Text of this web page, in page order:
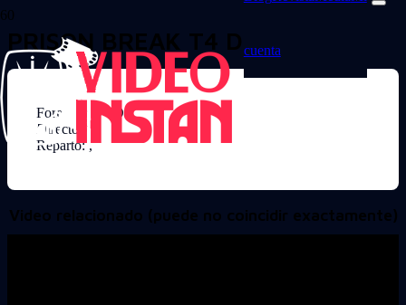
cuenta
PRISON BREAK T4 D6
Formato: DVD
Director:
Reparto: ,
Video relacionado (puede no coincidir exactamente)